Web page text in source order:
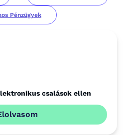
Pénzügyek
csalások ellen